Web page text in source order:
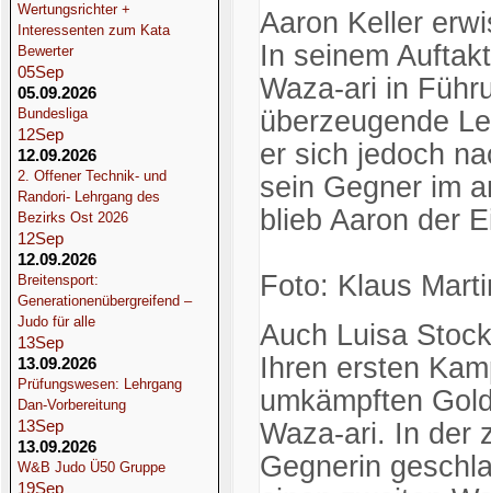
Wertungsrichter +
Interessenten zum Kata
Bewerter
05Sep
05.09.2026
Bundesliga
12Sep
12.09.2026
2. Offener Technik- und
Randori- Lehrgang des
Bezirks Ost 2026
12Sep
12.09.2026
Breitensport:
Generationenübergreifend –
Judo für alle
13Sep
13.09.2026
Prüfungswesen: Lehrgang
Dan-Vorbereitung
13Sep
13.09.2026
W&B Judo Ü50 Gruppe
19Sep
Aaron Keller
In seinem
Waza-ari in
überzeugende
er sich jedoch
sein Gegner im
blieb Aaron der
Foto: Klaus
Auch Luisa
Ihren ersten
umkämpften
Waza-ari. In der
Gegnerin